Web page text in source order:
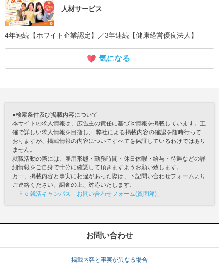
人材サービス
4年連続【ホワイト企業認定】／3年連続【健康経営優良法人】
気になる
●検索条件及び掲載内容について
本サイトの求人情報は、広告主の責任に基づき情報を掲載しています。正
確で詳しい求人情報を目指し、 弊社による掲載内容の確認を随時行って
おりますが、掲載情報の内容についてすべてを保証しているわけではあり
ません。
就職活動の際には、雇用形態・勤務時間・休日休暇・給与・待遇などの詳
細情報をご自身で十分に確認して頂きますようお願い致します。
万一、掲載内容と事実に相違があった際は、下記問い合わせフォームより
ご連絡ください。調査の上、対応いたします。
「 Ｒｅ就活キャンパス お問い合わせフォーム(質問箱) 」
お問い合わせ
掲載内容と事実が異なる場合